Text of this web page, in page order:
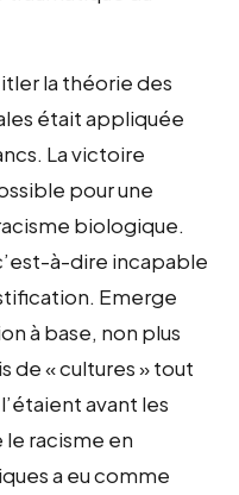
la théorie des
était appliquée
La victoire
pour une
biologique.
à-dire incapable
Emerge
à base, non plus
de « cultures » tout
avant les
le racisme en
a eu comme